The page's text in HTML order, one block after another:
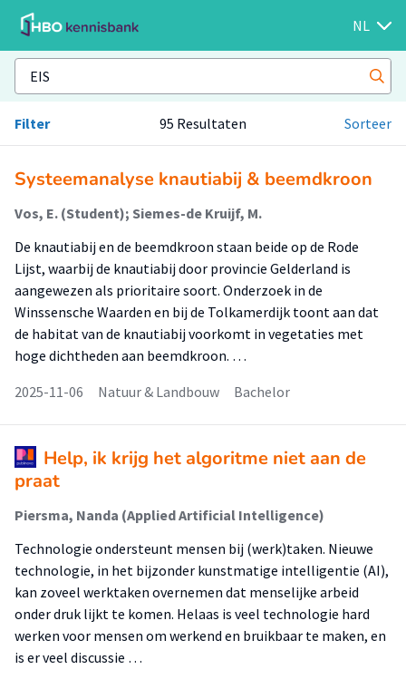
NL
Filter 95 Resultaten Sorteer
Systeemanalyse knautiabij & beemdkroon
Vos, E. (Student); Siemes-de Kruijf, M.
De knautiabij en de beemdkroon staan beide op de Rode
Lijst, waarbij de knautiabij door provincie Gelderland is
aangewezen als prioritaire soort. Onderzoek in de
Winssensche Waarden en bij de Tolkamerdijk toont aan dat
de habitat van de knautiabij voorkomt in vegetaties met
hoge dichtheden aan beemdkroon. …
2025-11-06
Natuur & Landbouw Bachelor
Help, ik krijg het algoritme niet aan de
praat
Piersma, Nanda (Applied Artificial Intelligence)
Technologie ondersteunt mensen bij (werk)taken. Nieuwe
technologie, in het bijzonder kunstmatige intelligentie (AI),
kan zoveel werktaken overnemen dat menselijke arbeid
onder druk lijkt te komen. Helaas is veel technologie hard
werken voor mensen om werkend en bruikbaar te maken, en
is er veel discussie …